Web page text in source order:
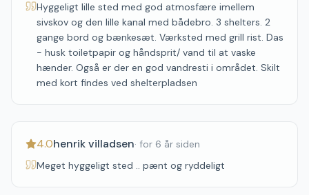
Hyggeligt lille sted med god atmosfære imellem
sivskov og den lille kanal med bådebro. 3 shelters. 2
gange bord og bænkesæt. Værksted med grill rist. Das
- husk toiletpapir og håndsprit/ vand til at vaske
hænder. Også er der en god vandresti i området. Skilt
med kort findes ved shelterpladsen
4.0henrik villadsen· for 6 år siden
Meget hyggeligt sted .. pænt og ryddeligt